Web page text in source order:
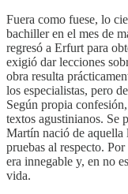
Fuera como fuese, lo
bachiller en el mes de
regresó a Erfurt para
exigió dar lecciones
obra resulta
los especialistas, pero
Según propia
textos agustinianos. Se
Martín nació de aquella
pruebas al respecto.
era innegable y, en no
vida.